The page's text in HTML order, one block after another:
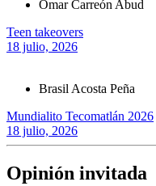
Omar Carreón Abud
Teen takeovers
18 julio, 2026
Brasil Acosta Peña
Mundialito Tecomatlán 2026
18 julio, 2026
Opinión invitada